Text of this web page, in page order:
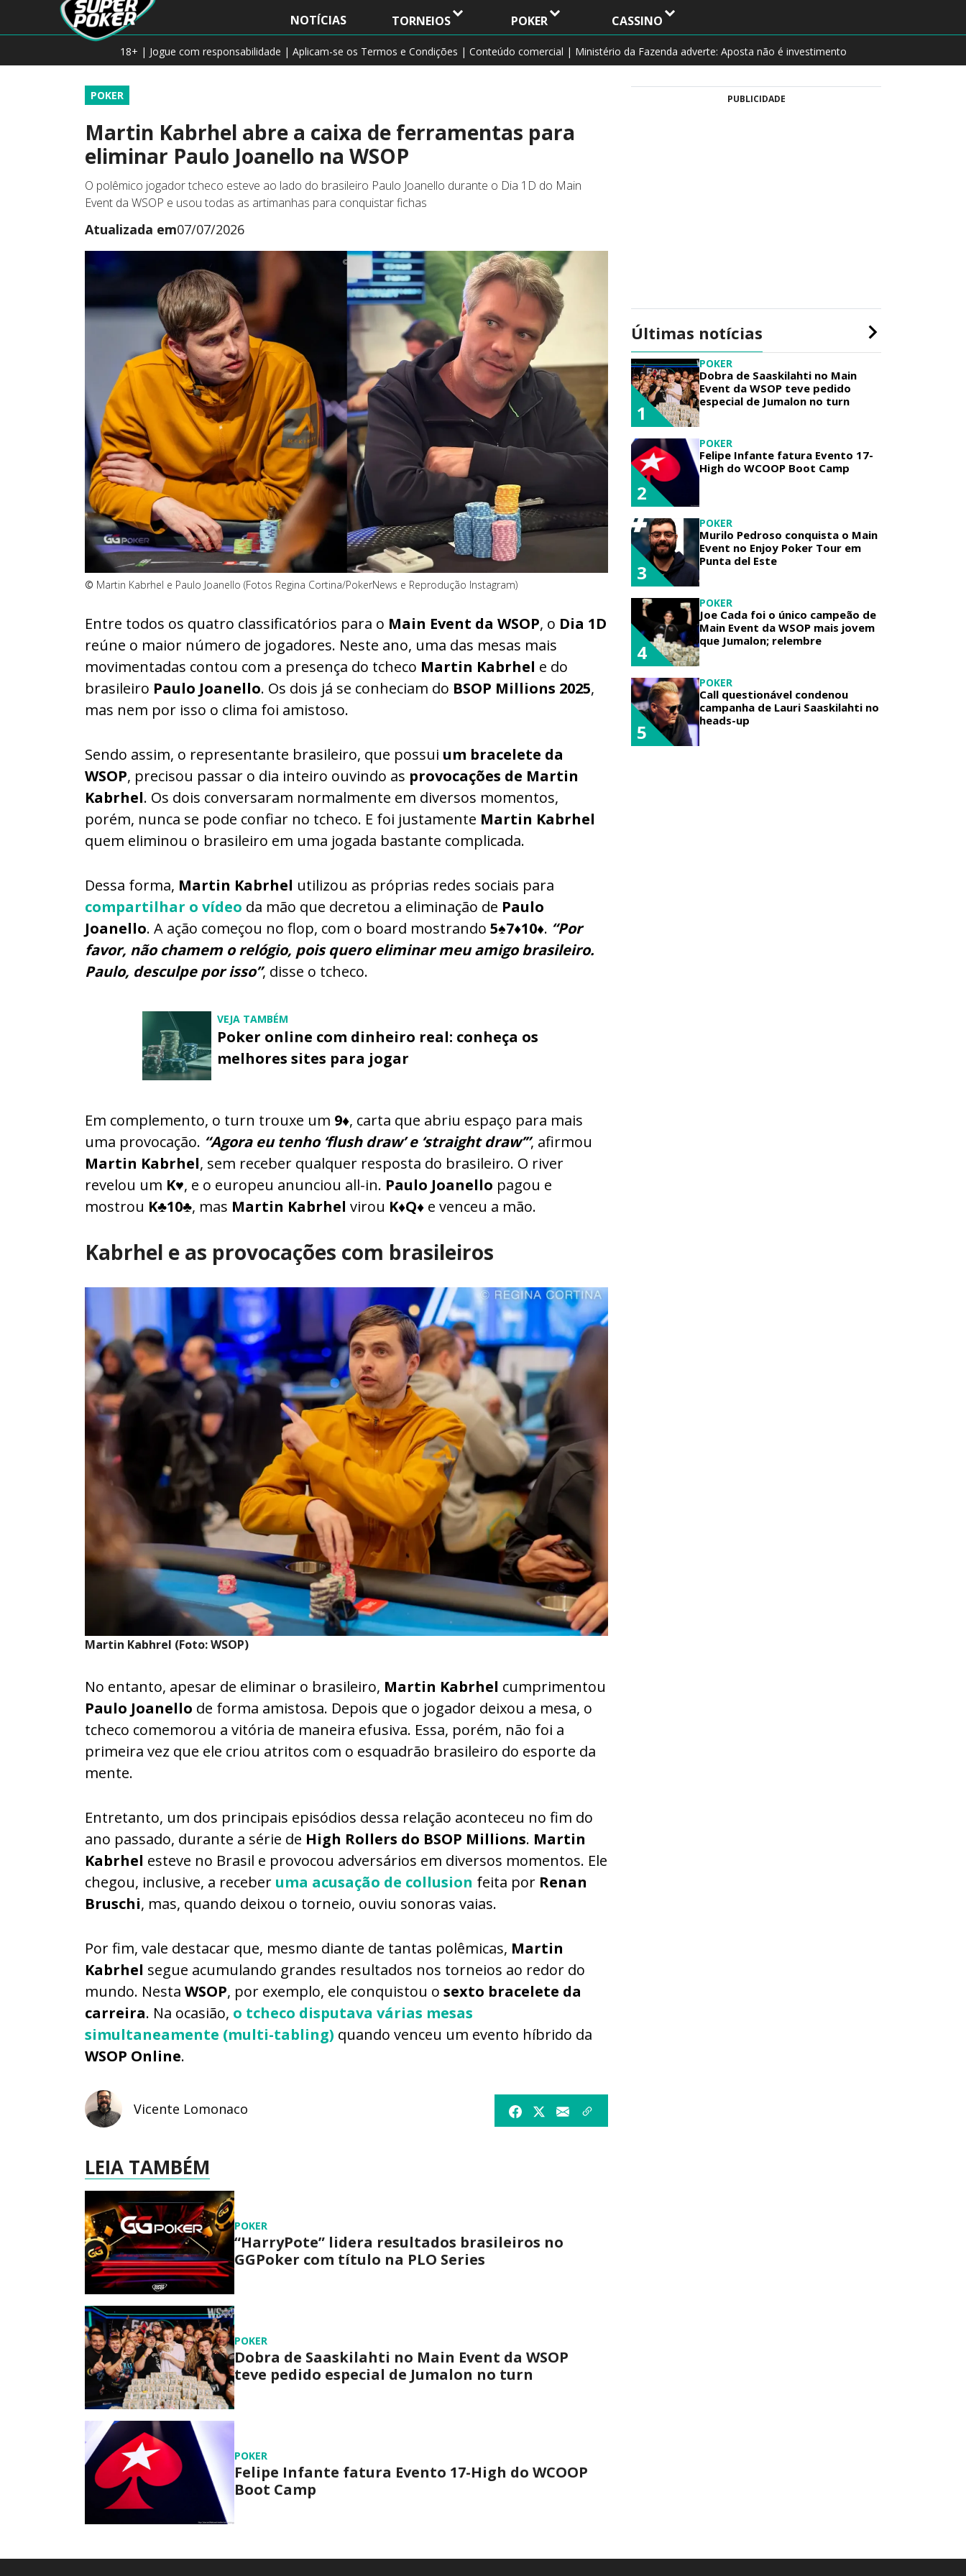
NOTÍCIAS TORNEIOS POKER CASSINO
18+ | Jogue com responsabilidade | Aplicam-se os Termos e Condições | Conteúdo comercial | Ministério da Fazenda adverte: Aposta não é investimento
POKER
Martin Kabrhel abre a caixa de ferramentas para
eliminar Paulo Joanello na WSOP
O polêmico jogador tcheco esteve ao lado do brasileiro Paulo Joanello durante o Dia 1D do Main
Event da WSOP e usou todas as artimanhas para conquistar fichas
Atualizada em07/07/2026
© Martin Kabrhel e Paulo Joanello (Fotos Regina Cortina/PokerNews e Reprodução Instagram)
Entre todos os quatro classificatórios para o Main Event da WSOP, o Dia 1D
reúne o maior número de jogadores. Neste ano, uma das mesas mais
movimentadas contou com a presença do tcheco Martin Kabrhel e do
brasileiro Paulo Joanello. Os dois já se conheciam do BSOP Millions 2025,
mas nem por isso o clima foi amistoso.
Sendo assim, o representante brasileiro, que possui um bracelete da
WSOP, precisou passar o dia inteiro ouvindo as provocações de Martin
Kabrhel. Os dois conversaram normalmente em diversos momentos,
porém, nunca se pode confiar no tcheco. E foi justamente Martin Kabrhel
quem eliminou o brasileiro em uma jogada bastante complicada.
Dessa forma, Martin Kabrhel utilizou as próprias redes sociais para
compartilhar o vídeo da mão que decretou a eliminação de Paulo
Joanello. A ação começou no flop, com o board mostrando 5♠7♦10♦. “Por
favor, não chamem o relógio, pois quero eliminar meu amigo brasileiro.
Paulo, desculpe por isso”, disse o tcheco.
VEJA TAMBÉM
Poker online com dinheiro real: conheça os
melhores sites para jogar
Em complemento, o turn trouxe um 9♦, carta que abriu espaço para mais
uma provocação. “Agora eu tenho ‘flush draw’ e ‘straight draw’”, afirmou
Martin Kabrhel, sem receber qualquer resposta do brasileiro. O river
revelou um K♥, e o europeu anunciou all-in. Paulo Joanello pagou e
mostrou K♣10♣, mas Martin Kabrhel virou K♦Q♦ e venceu a mão.
Kabrhel e as provocações com brasileiros
Martin Kabhrel (Foto: WSOP)
No entanto, apesar de eliminar o brasileiro, Martin Kabrhel cumprimentou
Paulo Joanello de forma amistosa. Depois que o jogador deixou a mesa, o
tcheco comemorou a vitória de maneira efusiva. Essa, porém, não foi a
primeira vez que ele criou atritos com o esquadrão brasileiro do esporte da
mente.
Entretanto, um dos principais episódios dessa relação aconteceu no fim do
ano passado, durante a série de High Rollers do BSOP Millions. Martin
Kabrhel esteve no Brasil e provocou adversários em diversos momentos. Ele
chegou, inclusive, a receber uma acusação de collusion feita por Renan
Bruschi, mas, quando deixou o torneio, ouviu sonoras vaias.
Por fim, vale destacar que, mesmo diante de tantas polêmicas, Martin
Kabrhel segue acumulando grandes resultados nos torneios ao redor do
mundo. Nesta WSOP, por exemplo, ele conquistou o sexto bracelete da
carreira. Na ocasião, o tcheco disputava várias mesas
simultaneamente (multi-tabling) quando venceu um evento híbrido da
WSOP Online.
Vicente Lomonaco
LEIA TAMBÉM
POKER
“HarryPote” lidera resultados brasileiros no
GGPoker com título na PLO Series
POKER
Dobra de Saaskilahti no Main Event da WSOP
teve pedido especial de Jumalon no turn
POKER
Felipe Infante fatura Evento 17-High do WCOOP
Boot Camp
PUBLICIDADE
Últimas notícias
POKER
Dobra de Saaskilahti no Main
Event da WSOP teve pedido
especial de Jumalon no turn
1
POKER
Felipe Infante fatura Evento 17-
High do WCOOP Boot Camp
2
POKER
Murilo Pedroso conquista o Main
Event no Enjoy Poker Tour em
Punta del Este
3
POKER
Joe Cada foi o único campeão de
Main Event da WSOP mais jovem
que Jumalon; relembre
4
POKER
Call questionável condenou
campanha de Lauri Saaskilahti no
heads-up
5